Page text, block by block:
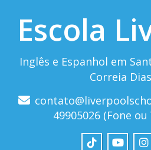
Escola
Inglês e Espanhol em
Correia
49905026 (Fone